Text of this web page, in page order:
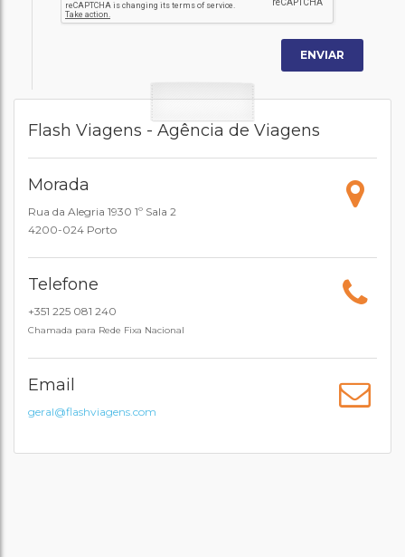
Flash Viagens - Agência de Viagens
Morada
Rua da Alegria 1930 1º Sala 2
4200-024 Porto
Telefone
+351 225 081 240
Chamada para Rede Fixa Nacional
Email
geral@flashviagens.com